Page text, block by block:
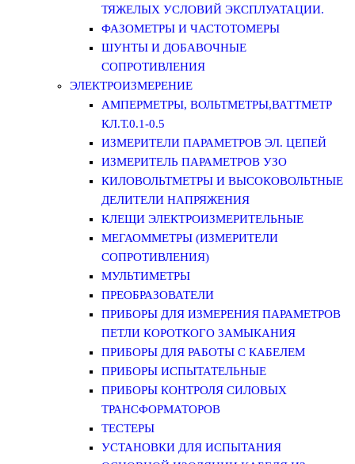
ТЯЖЕЛЫХ УСЛОВИЙ ЭКСПЛУАТАЦИИ.
ФАЗОМЕТРЫ И ЧАСТОТОМЕРЫ
ШУНТЫ И ДОБАВОЧНЫЕ
СОПРОТИВЛЕНИЯ
ЭЛЕКТРОИЗМЕРЕНИЕ
АМПЕРМЕТРЫ, ВОЛЬТМЕТРЫ,ВАТТМЕТР
КЛ.Т.0.1-0.5
ИЗМЕРИТЕЛИ ПАРАМЕТРОВ ЭЛ. ЦЕПЕЙ
ИЗМЕРИТЕЛЬ ПАРАМЕТРОВ УЗО
КИЛОВОЛЬТМЕТРЫ И ВЫСОКОВОЛЬТНЫЕ
ДЕЛИТЕЛИ НАПРЯЖЕНИЯ
КЛЕЩИ ЭЛЕКТРОИЗМЕРИТЕЛЬНЫЕ
МЕГАОММЕТРЫ (ИЗМЕРИТЕЛИ
СОПРОТИВЛЕНИЯ)
МУЛЬТИМЕТРЫ
ПРЕОБРАЗОВАТЕЛИ
ПРИБОРЫ ДЛЯ ИЗМЕРЕНИЯ ПАРАМЕТРОВ
ПЕТЛИ КОРОТКОГО ЗАМЫКАНИЯ
ПРИБОРЫ ДЛЯ РАБОТЫ С КАБЕЛЕМ
ПРИБОРЫ ИСПЫТАТЕЛЬНЫЕ
ПРИБОРЫ КОНТРОЛЯ СИЛОВЫХ
ТРАНСФОРМАТОРОВ
ТЕСТЕРЫ
УСТАНОВКИ ДЛЯ ИСПЫТАНИЯ